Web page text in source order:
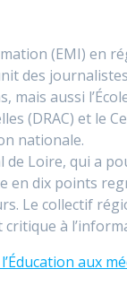
(EMI) en
des
mais aussi
(DRAC) et le
nationale.
Loire, qui a
en dix points
Le collectif
à
aux